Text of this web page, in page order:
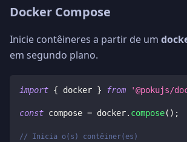
Docker Compose
Inicie contêineres a partir de um
em segundo plano.
import { docker } from '@pokujs/
const compose = docker. compose( ) ;
// Inicia o(s) contêiner(es)